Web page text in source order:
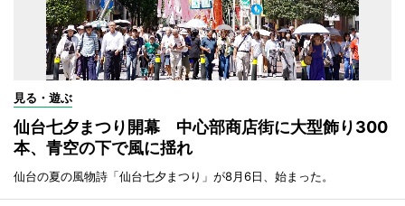
見る・遊ぶ
仙台七夕まつり開幕 中心部商店街に大型飾り300
本、青空の下で風に揺れ
仙台の夏の風物詩「仙台七夕まつり」が8月6日、始まった。